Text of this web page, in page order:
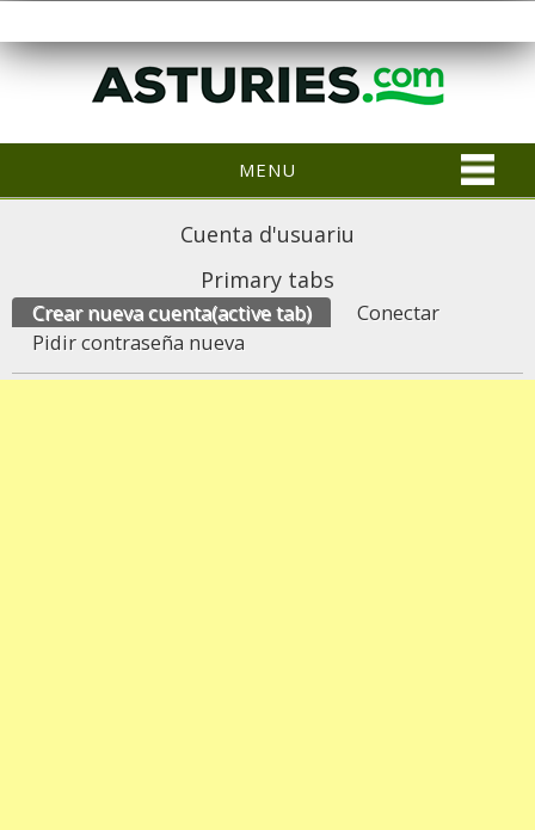
MENU
Cuenta d'usuariu
Primary tabs
Crear nueva cuenta(active tab)
Conectar
Pidir contraseña nueva